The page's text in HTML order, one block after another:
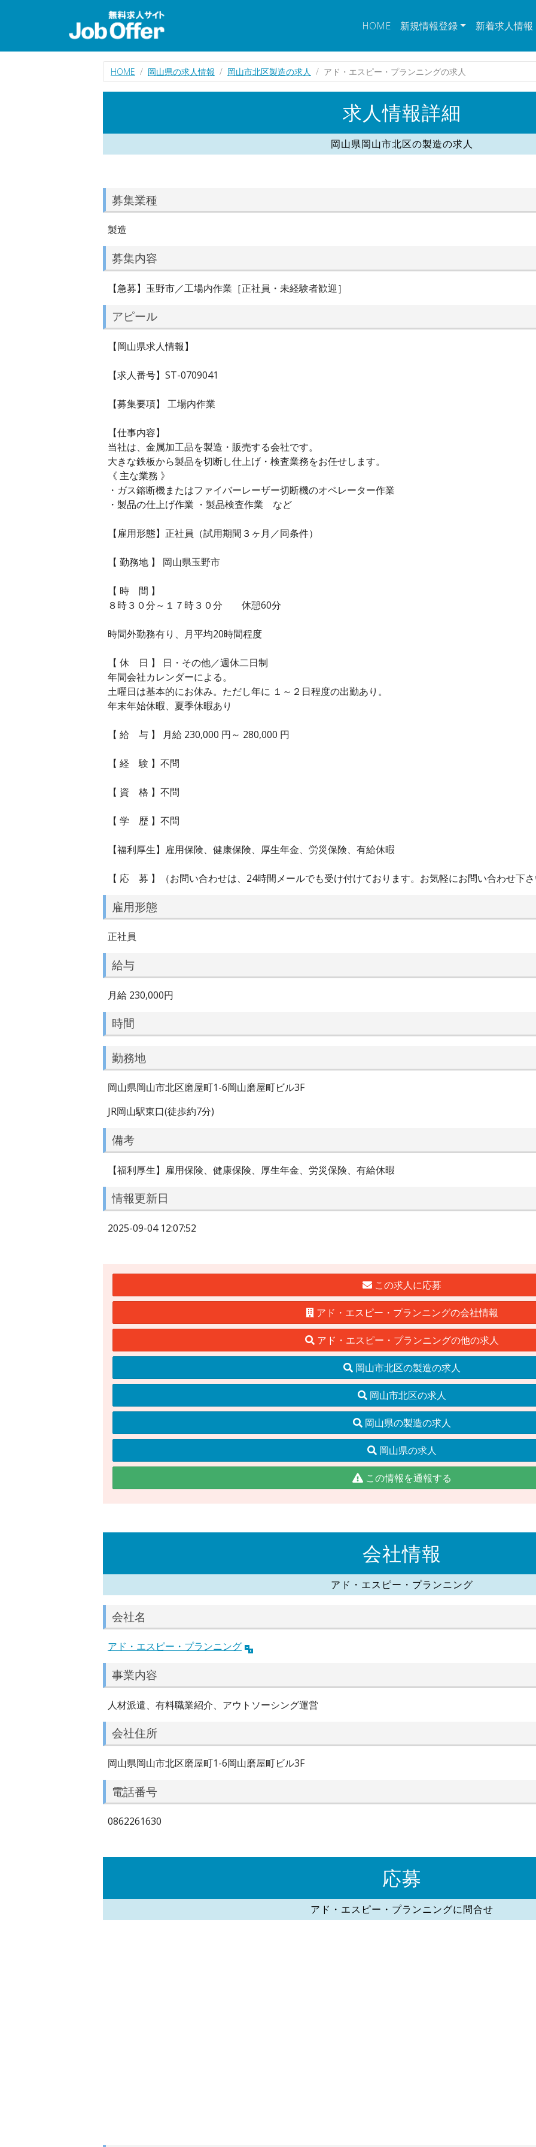
HOME 新規情報登録 新着求人情報
HOME 岡山県の求人情報 岡山市北区製造の求人 アド・エスピー・プランニングの求人
求人情報詳細
岡山県岡山市北区の製造の求人
募集業種
製造
募集内容
【急募】玉野市／工場内作業［正社員・未経験者歓迎］
アピール
【岡山県求人情報】
【求人番号】ST-0709041
【募集要項】 工場内作業
【仕事内容】
当社は、金属加工品を製造・販売する会社です。
大きな鉄板から製品を切断し仕上げ・検査業務をお任せします。
《 主な業務 》
・ガス鎔断機またはファイバーレーザー切断機のオペレーター作業
・製品の仕上げ作業 ・製品検査作業 など
【雇用形態】正社員（試用期間３ヶ月／同条件）
【 勤務地 】 岡山県玉野市
【 時 間 】
８時３０分～１７時３０分 休憩60分
時間外勤務有り、月平均20時間程度
【 休 日 】 日・その他／週休二日制
年間会社カレンダーによる。
土曜日は基本的にお休み。ただし年に １～２日程度の出勤あり。
年末年始休暇、夏季休暇あり
【 給 与 】 月給 230,000 円～ 280,000 円
【 経 験 】不問
【 資 格 】不問
【 学 歴 】不問
【福利厚生】雇用保険、健康保険、厚生年金、労災保険、有給休暇
【 応 募 】（お問い合わせは、24時間メールでも受け付けております。お気軽にお問い合わせ下
雇用形態
正社員
給与
月給 230,000円
時間
勤務地
岡山県岡山市北区磨屋町1-6岡山磨屋町ビル3F
JR岡山駅東口(徒歩約7分)
備考
【福利厚生】雇用保険、健康保険、厚生年金、労災保険、有給休暇
情報更新日
2025-09-04 12:07:52
この求人に応募
アド・エスピー・プランニングの会社情報
アド・エスピー・プランニングの他の求人
岡山市北区の製造の求人
岡山市北区の求人
岡山県の製造の求人
岡山県の求人
この情報を通報する
会社情報
アド・エスピー・プランニング
会社名
アド・エスピー・プランニング
事業内容
人材派遣、有料職業紹介、アウトソーシング運営
会社住所
岡山県岡山市北区磨屋町1-6岡山磨屋町ビル3F
電話番号
0862261630
応募
アド・エスピー・プランニングに問合せ